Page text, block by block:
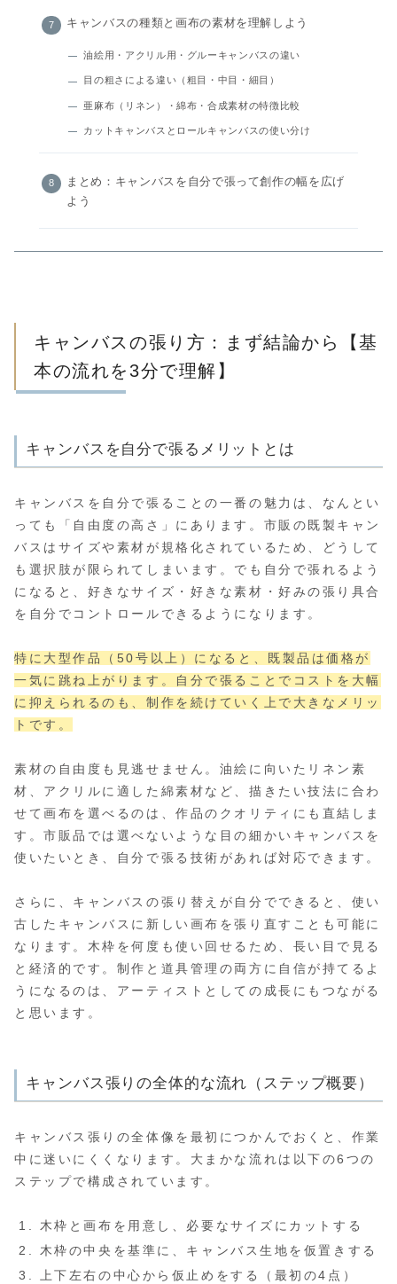
キャンバスの種類と画布の素材を理解しよう
油絵用・アクリル用・グルーキャンバスの違い
目の粗さによる違い（粗目・中目・細目）
亜麻布（リネン）・綿布・合成素材の特徴比較
カットキャンバスとロールキャンバスの使い分け
まとめ：キャンバスを自分で張って創作の幅を広げ
よう
キャンバスの張り方：まず結論から【基
本の流れを3分で理解】
キャンバスを自分で張るメリットとは
キャンバスを自分で張ることの一番の魅力は、なんとい
っても「自由度の高さ」にあります。市販の既製キャン
バスはサイズや素材が規格化されているため、どうして
も選択肢が限られてしまいます。でも自分で張れるよう
になると、好きなサイズ・好きな素材・好みの張り具合
を自分でコントロールできるようになります。
特に大型作品（50号以上）になると、既製品は価格が
一気に跳ね上がります。自分で張ることでコストを大幅
に抑えられるのも、制作を続けていく上で大きなメリッ
トです。
素材の自由度も見逃せません。油絵に向いたリネン素
材、アクリルに適した綿素材など、描きたい技法に合わ
せて画布を選べるのは、作品のクオリティにも直結しま
す。市販品では選べないような目の細かいキャンバスを
使いたいとき、自分で張る技術があれば対応できます。
さらに、キャンバスの張り替えが自分でできると、使い
古したキャンバスに新しい画布を張り直すことも可能に
なります。木枠を何度も使い回せるため、長い目で見る
と経済的です。制作と道具管理の両方に自信が持てるよ
うになるのは、アーティストとしての成長にもつながる
と思います。
キャンバス張りの全体的な流れ（ステップ概要）
キャンバス張りの全体像を最初につかんでおくと、作業
中に迷いにくくなります。大まかな流れは以下の6つの
ステップで構成されています。
木枠と画布を用意し、必要なサイズにカットする
木枠の中央を基準に、キャンバス生地を仮置きする
上下左右の中心から仮止めをする（最初の4点）